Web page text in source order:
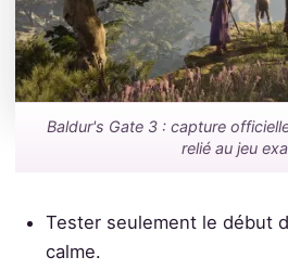
Baldur's Gate 3 : capture
relié au jeu
Tester seulement le début
calme.